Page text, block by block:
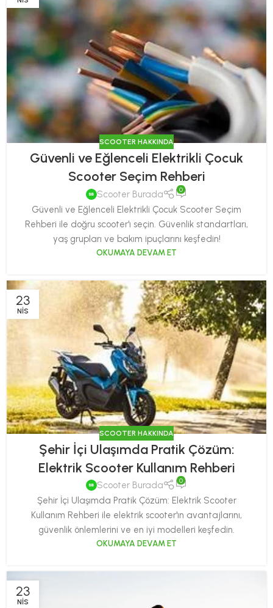
SCOOTER HAKKINDA
Güvenli ve Eğlenceli Elektrikli Çocuk
Scooter Seçim Rehberi
Scooter Burada 0
Güvenli ve Eğlenceli Elektrikli Çocuk Scooter Seçim
Rehberi ile doğru scooter'ı seçin. Güvenlik standartları,
yaş grupları ve bakım ipuçlarını keşfedin!
OKUMAYA DEVAM ET
23
NIS
SCOOTER HAKKINDA
Şehir İçi Ulaşımda Pratik Çözüm:
Elektrik Scooter Kullanım Rehberi
Scooter Burada 0
Şehir İçi Ulaşımda Pratik Çözüm: Elektrik Scooter
Kullanım Rehberi ile elektrik scooter'ın avantajlarını,
güvenlik önlemlerini ve en iyi modelleri keşfedin.
OKUMAYA DEVAM ET
23
NIS